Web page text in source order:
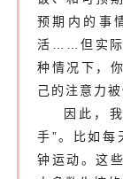
预期内的事
活……但实际
种情况下，
己的注意力被
因此，
手”。比如每
钟运动。这